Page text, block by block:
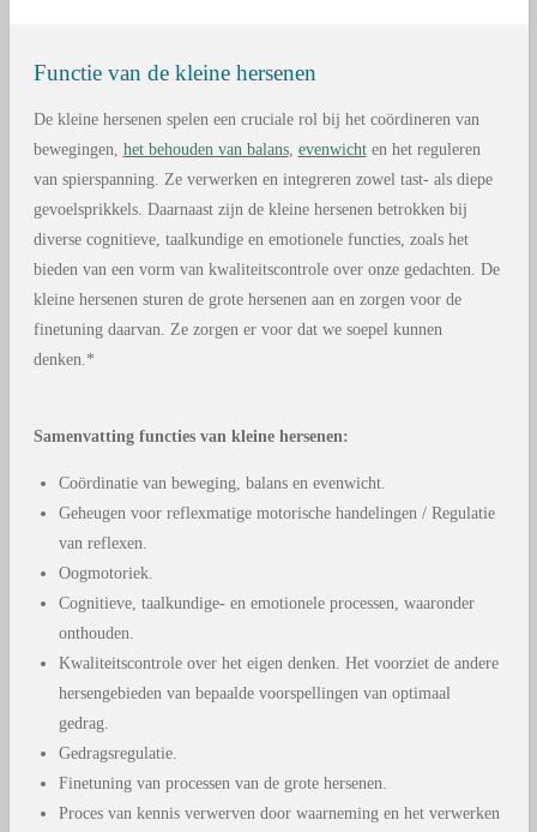
Functie van de kleine hersenen
De kleine hersenen spelen een cruciale rol bij het coördineren van
bewegingen, het behouden van balans, evenwichten het reguleren
van spierspanning. Ze verwerken en integreren zowel tast- als diepe
gevoelsprikkels. Daarnaast zijn de kleine hersenen betrokken bij
diverse cognitieve, taalkundige en emotionele functies, zoals het
bieden van een vorm van kwaliteitscontrole over onze gedachten. De
kleine hersenen sturen de grote hersenen aan en zorgen voor de
finetuning daarvan. Ze zorgen er voor dat we soepel kunnen
denken.*
Samenvatting functies van kleine hersenen:
Coördinatie van beweging, balans en evenwicht.
Geheugen voor reflexmatige motorische handelingen / Regulatie
van reflexen.
Oogmotoriek.
Cognitieve, taalkundige- en emotionele processen, waaronder
onthouden.
Kwaliteitscontrole over het eigen denken. Het voorziet de andere
hersengebieden van bepaalde voorspellingen van optimaal
gedrag.
Gedragsregulatie.
Finetuning van processen van de grote hersenen.
Proces van kennis verwerven door waarneming en het verwerken